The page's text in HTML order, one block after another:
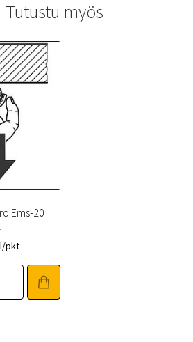
Tutustu myös
Ems-20
pkt